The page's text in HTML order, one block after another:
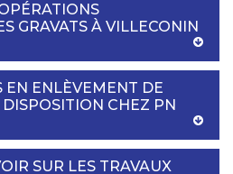
GRAVATS À VILLECONIN
EN ENLÈVEMENT DE
DISPOSITION CHEZ PN
SUR LES TRAVAUX